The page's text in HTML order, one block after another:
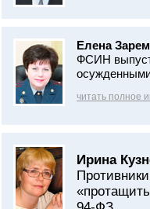
Елена
ФСИН
читать полное
Ирина